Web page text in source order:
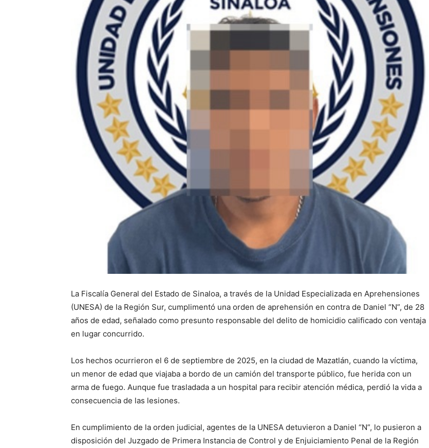
La Fiscalía General del Estado de Sinaloa, a través de la Unidad Especializada en Aprehensiones
(UNESA) de la Región Sur, cumplimentó una orden de aprehensión en contra de Daniel “N”, de 28
años de edad, señalado como presunto responsable del delito de homicidio calificado con ventaja
en lugar concurrido.
Los hechos ocurrieron el 6 de septiembre de 2025, en la ciudad de Mazatlán, cuando la víctima,
un menor de edad que viajaba a bordo de un camión del transporte público, fue herida con un
arma de fuego. Aunque fue trasladada a un hospital para recibir atención médica, perdió la vida a
consecuencia de las lesiones.
En cumplimiento de la orden judicial, agentes de la UNESA detuvieron a Daniel “N”, lo pusieron a
disposición del Juzgado de Primera Instancia de Control y de Enjuiciamiento Penal de la Región